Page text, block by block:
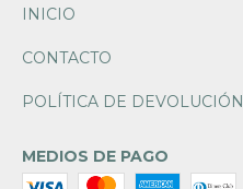
INICIO
CONTACTO
POLÍTICA DE DEVOLUCIÓN
MEDIOS DE PAGO